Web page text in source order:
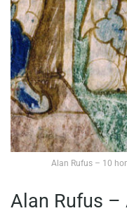
Alan Rufus – 10
Alan Rufus –